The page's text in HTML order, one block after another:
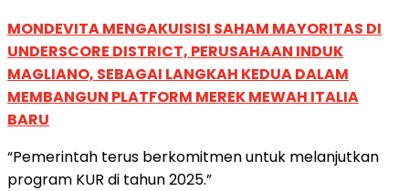
MONDEVITA MENGAKUISISI SAHAM MAYORITAS DI
UNDERSCORE DISTRICT, PERUSAHAAN INDUK
MAGLIANO, SEBAGAI LANGKAH KEDUA DALAM
MEMBANGUN PLATFORM MEREK MEWAH ITALIA
BARU
“Pemerintah terus berkomitmen untuk melanjutkan
program KUR di tahun 2025.”